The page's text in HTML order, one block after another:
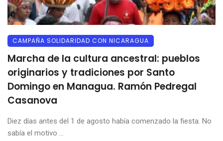
CAMPAÑA SOLIDARIDAD CON NICARAGUA
Marcha de la cultura ancestral: pueblos
originarios y tradiciones por Santo
Domingo en Managua. Ramón Pedregal
Casanova
Diez días antes del 1 de agosto había comenzado la fiesta. No
sabía el motivo ...